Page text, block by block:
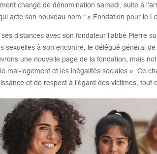
changé de dénomination samedi, suite à
acte son nouveau nom : « Fondation pour le
distances avec son fondateur l’abbé Pierre
sexuelles à son encontre, le délégué général
une nouvelle page de la fondation, mais
mal-logement et les inégalités sociales ». Ce
et de respect à l’égard des victimes, tout